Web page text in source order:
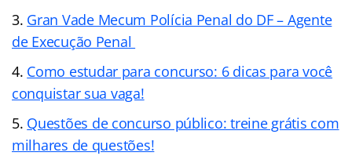
Gran Vade Mecum Polícia Penal do DF – Agente
de Execução Penal
Como estudar para concurso: 6 dicas para você
conquistar sua vaga!
Questões de concurso público: treine grátis com
milhares de questões!